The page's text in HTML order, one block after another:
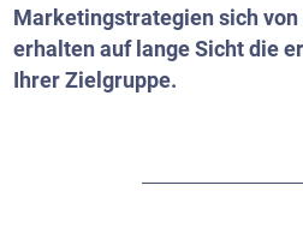
Marketingstrategien sich von
erhalten auf lange Sicht die
Ihrer Zielgruppe.